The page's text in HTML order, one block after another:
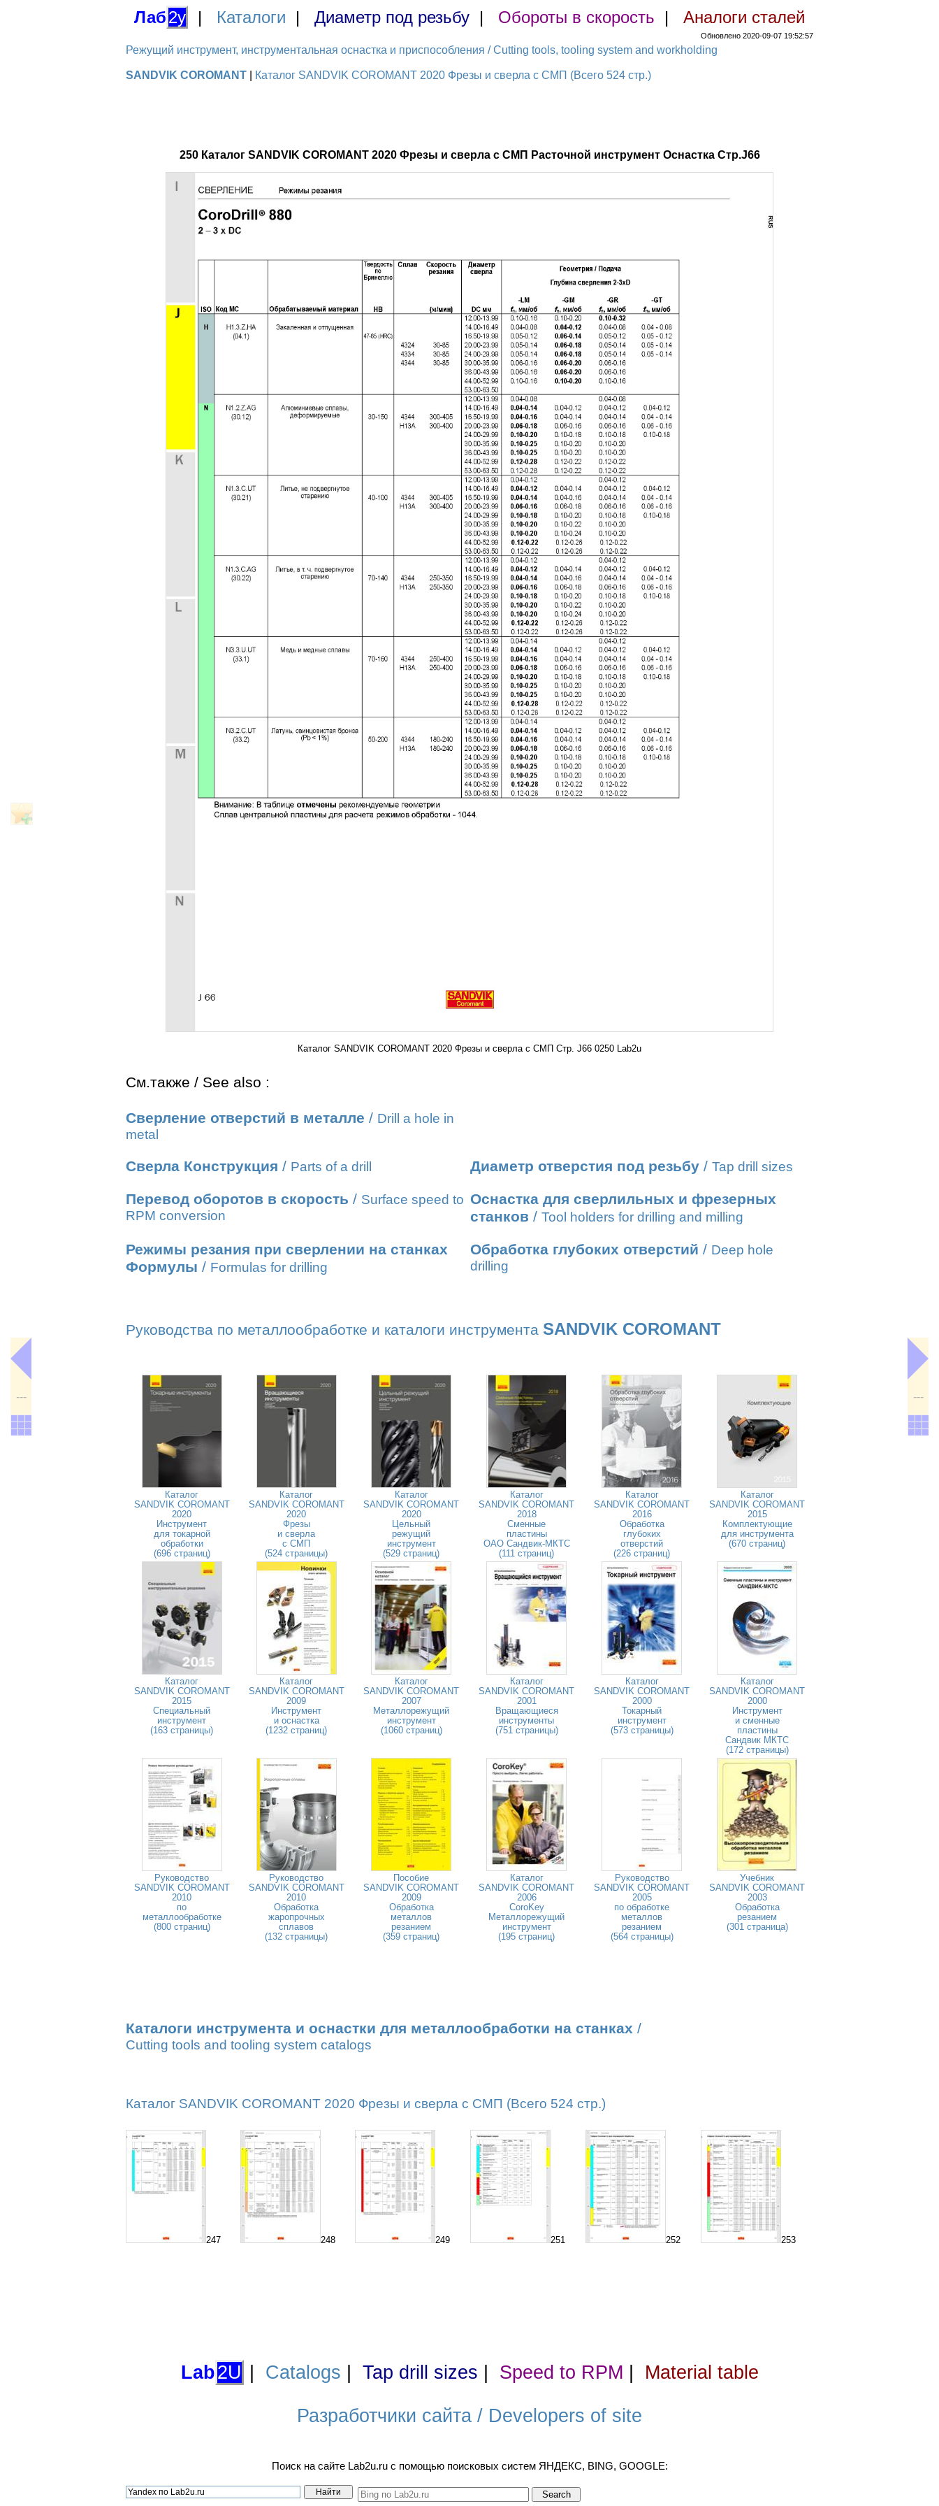
Лаб2у | Каталоги | Диаметр под резьбу | Обороты в скорость | Аналоги сталей
Обновлено 2020-09-07 19:52:57
Режущий инструмент, инструментальная оснастка и приспособления / Cutting tools, tooling system and workholding
SANDVIK COROMANT Каталог SANDVIK COROMANT 2020 Фрезы и сверла с СМП (Всего 524 стр.)
250 Каталог SANDVIK COROMANT 2020 Фрезы и сверла с СМП Расточной инструмент Оснастка Стр.J66
Каталог SANDVIK COROMANT 2020 Фрезы и сверла с СМП Стр. J66 0250 Lab2u
См.также / See also :
Сверление отверстий в металле / Drill a hole in
metal
Сверла Конструкция / Parts of a drill Диаметр отверстия под резьбу / Tap drill sizes
Перевод оборотов в скорость / Surface speed to
RPM conversion
Оснастка для сверлильных и фрезерных
станков / Tool holders for drilling and milling
Режимы резания при сверлении на станках
Формулы / Formulas for drilling
Обработка глубоких отверстий / Deep hole
drilling
Руководства по металлообработке и каталоги инструмента SANDVIK COROMANT
Каталог
SANDVIK COROMANT
2020
Инструмент
для токарной
обработки
(696 страниц)
Каталог
SANDVIK COROMANT
2020
Фрезы
и сверла
с СМП
(524 страницы)
Каталог
SANDVIK COROMANT
2020
Цельный
режущий
инструмент
(529 страниц)
Каталог
SANDVIK COROMANT
2018
Сменные
пластины
ОАО Сандвик-МКТС
(111 страниц)
Каталог
SANDVIK COROMANT
2016
Обработка
глубоких
отверстий
(226 страниц)
Каталог
SANDVIK COROMANT
2015
Комплектующие
для инструмента
(670 страниц)
Каталог
SANDVIK COROMANT
2015
Специальный
инструмент
(163 страницы)
Каталог
SANDVIK COROMANT
2009
Инструмент
и оснастка
(1232 страниц)
Каталог
SANDVIK COROMANT
2007
Металлорежущий
инструмент
(1060 страниц)
Каталог
SANDVIK COROMANT
2001
Вращающиеся
инструменты
(751 страницы)
Каталог
SANDVIK COROMANT
2000
Токарный
инструмент
(573 страницы)
Каталог
SANDVIK COROMANT
2000
Инструмент
и сменные
пластины
Сандвик МКТС
(172 страницы)
Руководство
SANDVIK COROMANT
2010
по
металлообработке
(800 страниц)
Руководство
SANDVIK COROMANT
2010
Обработка
жаропрочных
сплавов
(132 страницы)
Пособие
SANDVIK COROMANT
2009
Обработка
металлов
резанием
(359 страниц)
Каталог
SANDVIK COROMANT
2006
CoroKey
Металлорежущий
инструмент
(195 страниц)
Руководство
SANDVIK COROMANT
2005
по обработке
металлов
резанием
(564 страницы)
Учебник
SANDVIK COROMANT
2003
Обработка
резанием
(301 страница)
Каталоги инструмента и оснастки для металлообработки на станках /
Cutting tools and tooling system catalogs
Каталог SANDVIK COROMANT 2020 Фрезы и сверла с СМП (Всего 524 стр.)
247 248 249 251 252 253
--- ---
Lab2U Catalogs Tap drill sizes Speed to RPM Material table
Разработчики сайта / Developers of site
Поиск на сайте Lab2u.ru с помощью поисковых систем ЯНДЕКС, BING, GOOGLE: